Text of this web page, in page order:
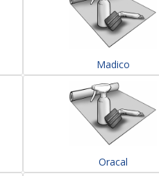
Madico
Oracal